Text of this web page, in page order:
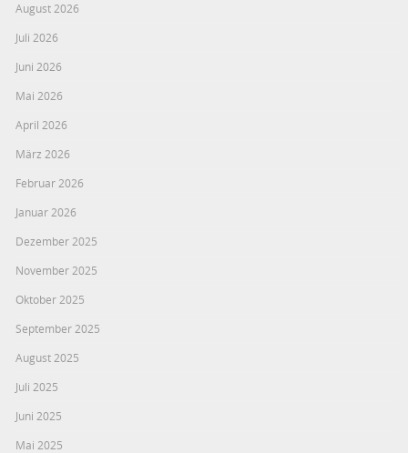
August 2026
Juli 2026
Juni 2026
Mai 2026
April 2026
März 2026
Februar 2026
Januar 2026
Dezember 2025
November 2025
Oktober 2025
September 2025
August 2025
Juli 2025
Juni 2025
Mai 2025